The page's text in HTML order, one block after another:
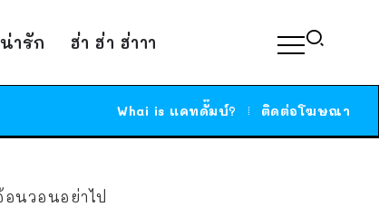
ารัก ฮ่า ฮ่า ฮ่าาา
Whai is แคทดั๊มบ์? ติดต่อโฆษณา
นวอนอย่าไป